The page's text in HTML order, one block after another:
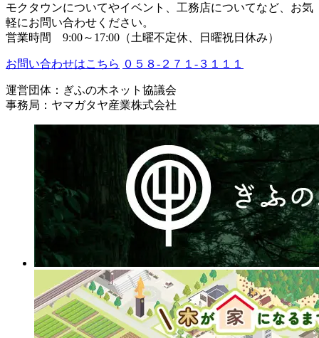
モクタウンについてやイベント、工務店についてなど、お気
軽にお問い合わせください。
営業時間 9:00～17:00（土曜不定休、日曜祝日休み）
お問い合わせはこちら ０５８-２７１-３１１１
運営団体：ぎふの木ネット協議会
事務局：ヤマガタヤ産業株式会社